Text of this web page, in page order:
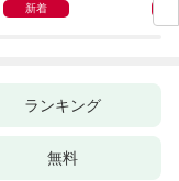
新着
ランキング
無料